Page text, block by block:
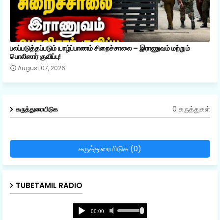
பலப்படுத்தப்படும் யாழ்ப்பாணம் சிறைச்சாலை – இராணுவம் மற்றும்
பொலிஸார் குவிப்பு!
August 07, 2026
கருத்துரையிடுக 0 கருத்துகள்
கருத்துரையிடுக (0)
TUBETAMIL RADIO